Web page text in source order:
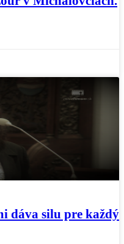
dáva silu pre každý